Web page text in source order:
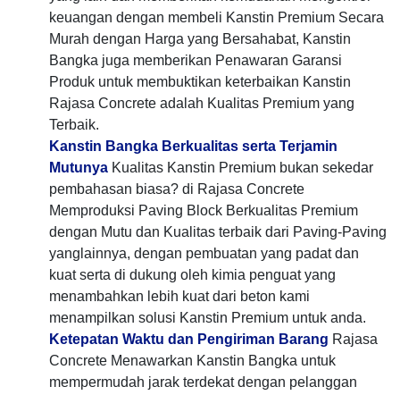
keuangan dengan membeli Kanstin Premium Secara
Murah dengan Harga yang Bersahabat, Kanstin
Bangka juga memberikan Penawaran Garansi
Produk untuk membuktikan keterbaikan Kanstin
Rajasa Concrete adalah Kualitas Premium yang
Terbaik.
Kanstin Bangka Berkualitas serta Terjamin
Mutunya Kualitas Kanstin Premium bukan sekedar
pembahasan biasa? di Rajasa Concrete
Memproduksi Paving Block Berkualitas Premium
dengan Mutu dan Kualitas terbaik dari Paving-Paving
yanglainnya, dengan pembuatan yang padat dan
kuat serta di dukung oleh kimia penguat yang
menambahkan lebih kuat dari beton kami
menampilkan solusi Kanstin Premium untuk anda.
Ketepatan Waktu dan Pengiriman Barang Rajasa
Concrete Menawarkan Kanstin Bangka untuk
mempermudah jarak terdekat dengan pelanggan